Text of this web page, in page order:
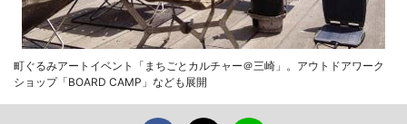
町ぐるみアートイベント「まちごとカルチャー＠三崎」。アウトドアワーク
ショップ「BOARD CAMP」なども展開